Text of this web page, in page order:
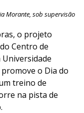
Morante, sob supervisão
o projeto
Centro de
Universidade
promove o Dia do
treino de
na pista de